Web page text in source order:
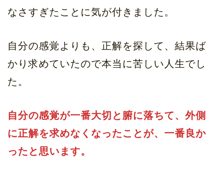
なさすぎたことに気が付きました。
自分の感覚よりも、正解を探して、結果ば
かり求めていたので本当に苦しい人生でし
た。
自分の感覚が一番大切と腑に落ちて、外側
に正解を求めなくなったことが、一番良か
ったと思います。